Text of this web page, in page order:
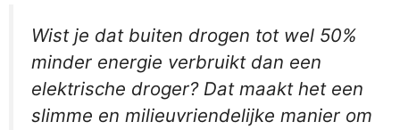
Wist je dat buiten drogen tot wel 50%
minder energie verbruikt dan een
elektrische droger? Dat maakt het een
slimme en milieuvriendelijke manier om